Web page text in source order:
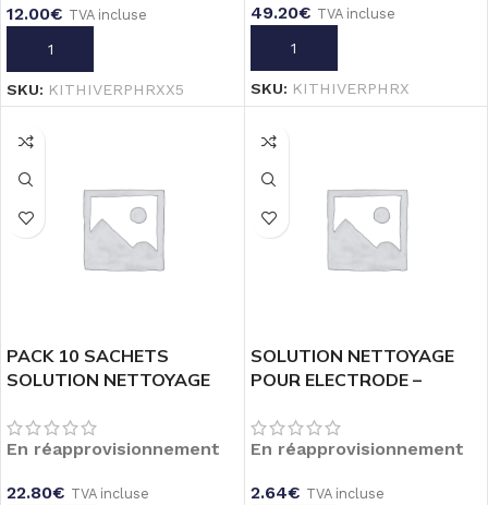
12.00€ TVA incluse
AJOUTER AU PANIER
SKU: KITHIVERPHRXX5
49.20€ TVA incluse
AJOUTER AU PANIER
SKU: KITHIVERPHRX
PACK 10 SACHETS
SOLUTION NETTOYAGE
En réapprovisionnement
22.80€ TVA incluse
SOLUTION NETTOYAGE
POUR ELECTRODE –
En réapprovisionnement
2.64€ TVA incluse